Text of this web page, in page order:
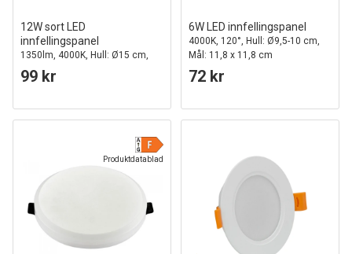
12W sort LED
innfellingspanel
1350lm, 4000K, Hull: Ø15 cm,
120 grader beam angle
99 kr
6W LED innfellingspanel
4000K, 120°, Hull: Ø9,5-10 cm,
Mål: 11,8 x 11,8 cm
72 kr
Produktdatablad